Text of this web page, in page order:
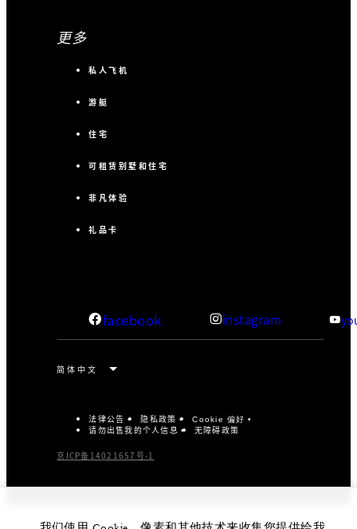
更多
私人飞机
游艇
住宅
可租赁别墅和住宅
非凡体验
礼品卡
facebook instagram
法律公告 隐私政策 Cookie 偏好
请勿出售我的个人信息 无障碍政策
京ICP备14021657号-1